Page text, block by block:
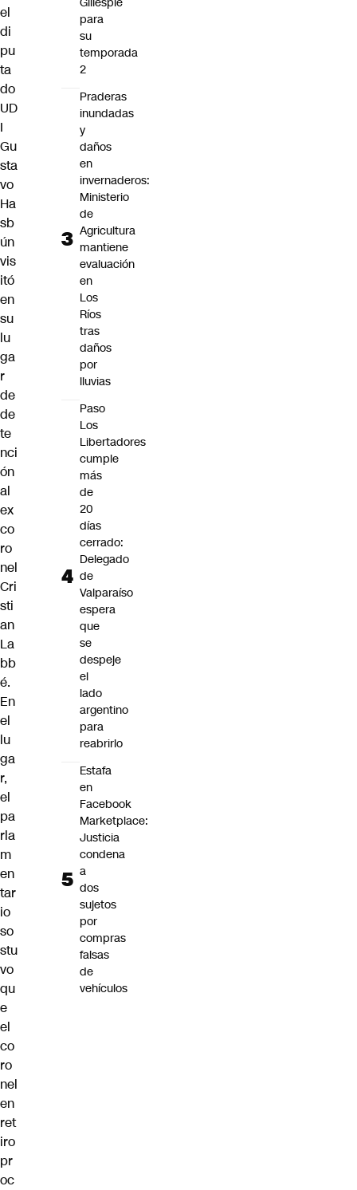
el
di
pu
ta
do
UD
I
Gu
sta
vo
Ha
sb
ún
vis
itó
en
su
lu
ga
r
de
de
te
nci
ón
al
ex
co
ro
nel
Cri
sti
an
La
bb
é.
En
el
lu
ga
r,
el
pa
rla
m
en
tar
io
so
stu
vo
qu
e
el
co
ro
nel
en
ret
iro
pr
oc
para
su
temporada
2
Praderas
inundadas
y
daños
en
invernaderos:
Ministerio
de
Agricultura
mantiene
evaluación
en
Los
Ríos
tras
daños
por
lluvias
Paso
Los
Libertadores
cumple
más
de
20
días
cerrado:
Delegado
de
Valparaíso
espera
que
se
despeje
el
lado
argentino
para
reabrirlo
Estafa
en
Facebook
Marketplace:
Justicia
condena
a
dos
sujetos
por
compras
falsas
de
vehículos